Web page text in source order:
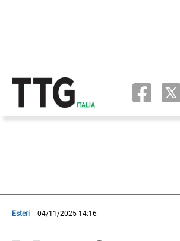
Esteri 04/11/2025 14:16